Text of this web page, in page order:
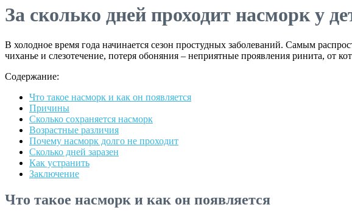
За сколько дней проходит насморк у
В холодное время года начинается сезон простудных заболеваний. Самым
чиханье и слезотечение, потеря обоняния – неприятные проявления ринита, от
Содержание:
Что такое насморк и как он появляется
Причины
Сколько сохраняется насморк
Возрастные различия
Почему насморк долго не проходит
Сколько дней заразен
Как устранить
Заключение
Что такое насморк и как он появляется